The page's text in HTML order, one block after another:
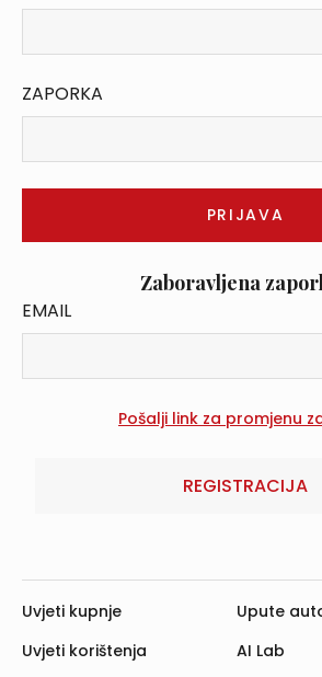
ZAPORKA
Zaboravljena
EMAIL
REGISTRACIJA
Uvjeti kupnje
Uvjeti korištenja
Upute
AI Lab